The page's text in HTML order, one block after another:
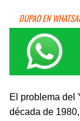
DUPAO EN
El problema del
década de